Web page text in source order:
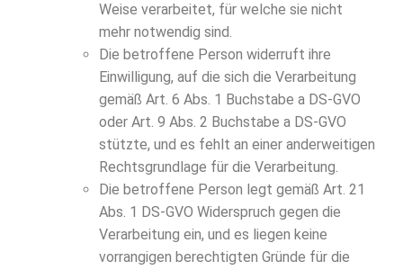
Weise verarbeitet, für welche sie nicht
mehr notwendig sind.
Die betroffene Person widerruft ihre
Einwilligung, auf die sich die Verarbeitung
gemäß Art. 6 Abs. 1 Buchstabe a DS-GVO
oder Art. 9 Abs. 2 Buchstabe a DS-GVO
stützte, und es fehlt an einer anderweitigen
Rechtsgrundlage für die Verarbeitung.
Die betroffene Person legt gemäß Art. 21
Abs. 1 DS-GVO Widerspruch gegen die
Verarbeitung ein, und es liegen keine
vorrangigen berechtigten Gründe für die